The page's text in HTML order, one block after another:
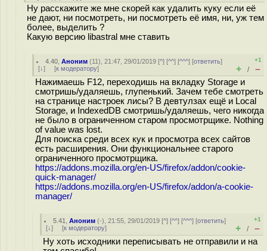
Ну расскажите же мне скорей как удалить куку если её
не дают, ни посмотреть, ни посмотреть её имя, ни, уж тем
более, выделить ?
Какую версию libastral мне ставить
4.40 ,Аноним (11), 21:47, 29/01/2019 [^] [^^] [^^^] [ответить]
[↓] [к модератору]
+1
+ / –
Нажимаешь F12, переходишь на вкладку Storage и
смотришь/удаляешь, глупенький. Зачем тебе смотреть
на странице настроек лисы? В девтулзах ещё и Local
Storage, и IndexedDB смотришь/удаляешь, чего никогда
не было в ограниченном старом просмотрщике. Nothing
of value was lost.
Для поиска среди всех кук и просмотра всех сайтов
есть расширения. Они функциональнее старого
ограниченного просмотрщика.
https://addons.mozilla.org/en-US/firefox/addon/cookie-
quick-manager/
https://addons.mozilla.org/en-US/firefox/addon/a-cookie-
manager/
5.41 ,Аноним (-), 21:55, 29/01/2019 [^] [^^] [^^^] [ответить]
[↓] [к модератору]
+1
+ / –
Ну хоть исходники переписывать не отправили и на